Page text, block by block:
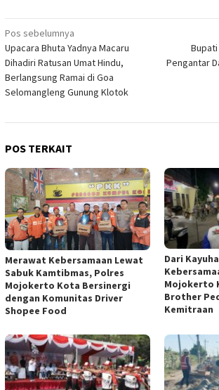
Navigasi
pos
Pos sebelumnya
Upacara Bhuta Yadnya Macaru
Dihadiri Ratusan Umat Hindu,
Berlangsung Ramai di Goa
Selomangleng Gunung Klotok
Pengantar
POS TERKAIT
Merawat Kebersamaan Lewat
Sabuk Kamtibmas, Polres
Mojokerto Kota Bersinergi
dengan Komunitas Driver
Shopee Food
Dari
Mojokerto
Brother
Kemitraan